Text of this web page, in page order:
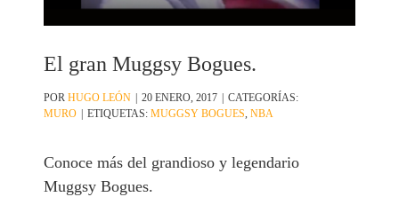
El gran Muggsy Bogues.
PORHUGO LEÓN 20 ENERO, 2017
CATEGORÍAS:
MURO
ETIQUETAS:MUGGSY BOGUES,NBA
Conoce más del grandioso y legendario
Muggsy Bogues.